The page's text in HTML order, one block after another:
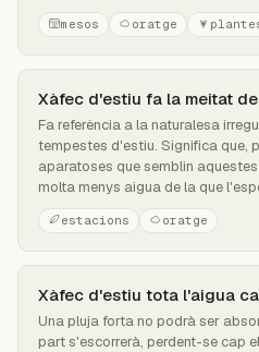
mesos oratge
Xàfec d'estiu fa la meitat
Fa referència a la naturalesa
tempestes d'estiu. Significa que,
aparatoses que semblin
molta menys aigua de la que
estacions oratge
Xàfec d'estiu tota l'aigua
Una pluja forta no podrà ser
part s'escorrerà, perdent-se cap